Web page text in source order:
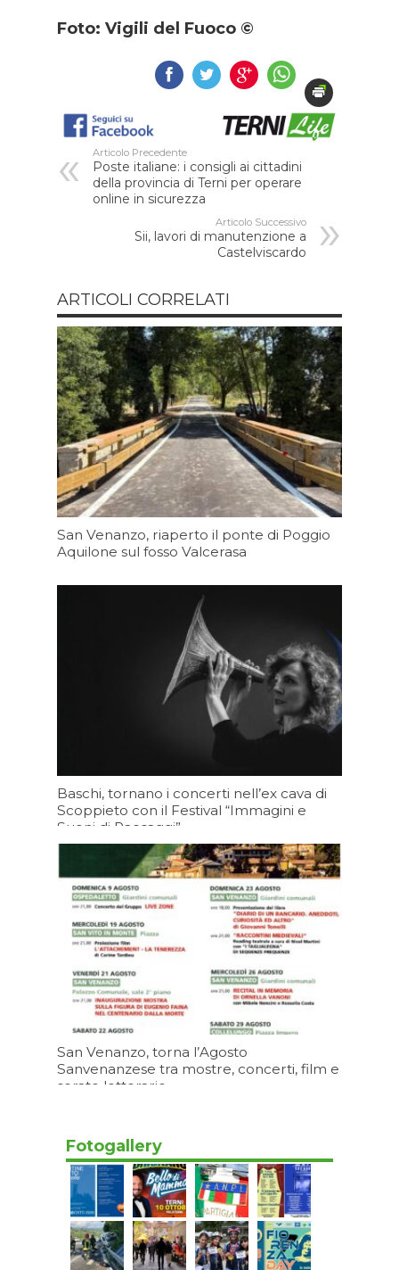
Foto: Vigili del Fuoco ©
Articolo Precedente
Poste italiane: i consigli ai cittadini
della provincia di Terni per operare
online in sicurezza
Articolo Successivo
Sii, lavori di manutenzione a
Castelviscardo
ARTICOLI CORRELATI
San Venanzo, riaperto il ponte di Poggio
Aquilone sul fosso Valcerasa
Baschi, tornano i concerti nell’ex cava di
Scoppieto con il Festival “Immagini e
Suoni di Paesaggi”
San Venanzo, torna l’Agosto
Sanvenanzese tra mostre, concerti, film e
serate letterarie
Fotogallery